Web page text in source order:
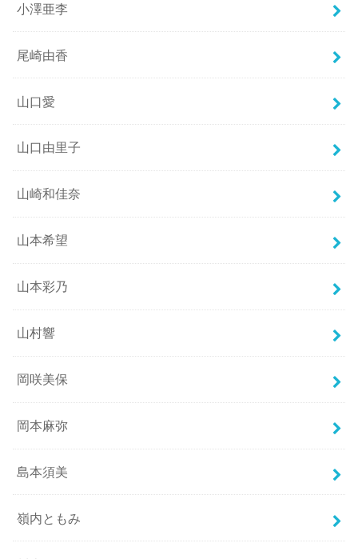
小澤亜李
尾崎由香
山口愛
山口由里子
山崎和佳奈
山本希望
山本彩乃
山村響
岡咲美保
岡本麻弥
島本須美
嶺内ともみ